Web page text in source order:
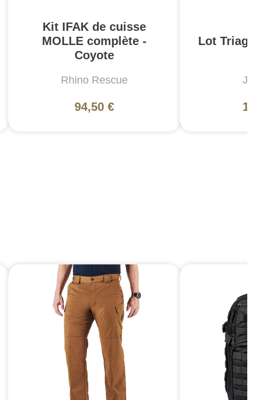
Kit IFAK de cuisse
MOLLE complète -
Coyote
Rhino Rescue
94,50 €
Lot Triage
JBC